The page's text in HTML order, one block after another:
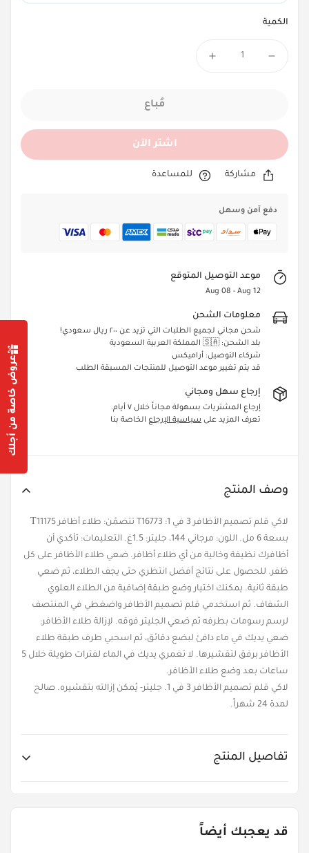
الكمية
مُباع
اشتر الآن
مشاركة للمساعدة
دفع آمن وسهل
موعد التوصيل المتوقع
Aug 08 - Aug 12
معلومات الشحن
شحن مجاني لجميع الطلبات التي تزيد عن ٢٠٠ ريال سعودي!
بلد الشحن: 🇸🇦 المملكة العربية السعودية
شركاء التوصيل: أراميكس
قد يتم تغيير موعد التوصيل للمنتجات المسبقة الطلب
إرجاع سهل ومجاني
إرجاع المشتريات بسهولة مجاناً خلال ٧ أيام.
تعرف المزيد على سياسية الإرجاع الخاصة بنا
وصف المنتج
لاكي قلم تصميم الأظافر 3 في 1: T16773 تتضمّن: طلاء أظافر Т11175
بسعة 6 مل. اللون: مرجاني 144، جليتر: 1.5غ. التعليمات: تأكدي أن
أظافرك نظيفة وخالية من أي طلاء أظافر. ضعي طلاء الأظافر على كل
ظفر. للحصول على نتائج أفضل انتظري حتى يجف الطلاء، ثم ضعي
طبقة ثانية. يمكنك اختيار وضع طبقة إضافية من الطلاء العلوي
الشفاف. ثم استخدمي قلم تصميم الأظافر واضغطي في المنتصف
لرسم رسومات بطرفه ثم ضعي الجليتر فوقه. لإزالة طلاء الأظافر:
ضعي يديك في ماء دافئ لبضع دقائق، ثم اسحبي طرف طبقة طلاء
الأظافر برفق لتقشيرها. لا تغمري يديك في الماء لفترات طويلة خلال 5
ساعات بعد وضع طلاء الأظافر.
لاكي قلم تصميم الأظافر 3 في 1. جليتر- يُمكن إزالته بتقشيره. صالح
لمدة 24 شهراً.
تفاصيل المنتج
قد يعجبك أيضاً
Confirm your age
Are you 18 years old or older? عروض خاصة من أجلك